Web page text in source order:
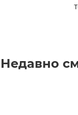
Недавно